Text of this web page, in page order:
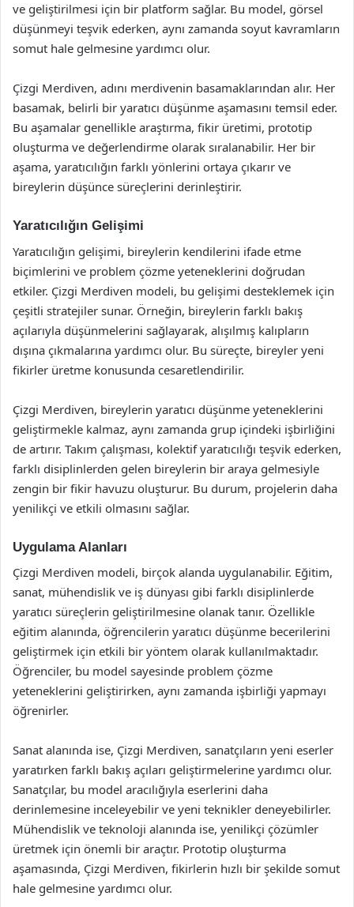
ve geliştirilmesi için bir platform sağlar. Bu model, görsel
düşünmeyi teşvik ederken, aynı zamanda soyut kavramların
somut hale gelmesine yardımcı olur.
Çizgi Merdiven, adını merdivenin basamaklarından alır. Her
basamak, belirli bir yaratıcı düşünme aşamasını temsil eder.
Bu aşamalar genellikle araştırma, fikir üretimi, prototip
oluşturma ve değerlendirme olarak sıralanabilir. Her bir
aşama, yaratıcılığın farklı yönlerini ortaya çıkarır ve
bireylerin düşünce süreçlerini derinleştirir.
Yaratıcılığın Gelişimi
Yaratıcılığın gelişimi, bireylerin kendilerini ifade etme
biçimlerini ve problem çözme yeteneklerini doğrudan
etkiler. Çizgi Merdiven modeli, bu gelişimi desteklemek için
çeşitli stratejiler sunar. Örneğin, bireylerin farklı bakış
açılarıyla düşünmelerini sağlayarak, alışılmış kalıpların
dışına çıkmalarına yardımcı olur. Bu süreçte, bireyler yeni
fikirler üretme konusunda cesaretlendirilir.
Çizgi Merdiven, bireylerin yaratıcı düşünme yeteneklerini
geliştirmekle kalmaz, aynı zamanda grup içindeki işbirliğini
de artırır. Takım çalışması, kolektif yaratıcılığı teşvik ederken,
farklı disiplinlerden gelen bireylerin bir araya gelmesiyle
zengin bir fikir havuzu oluşturur. Bu durum, projelerin daha
yenilikçi ve etkili olmasını sağlar.
Uygulama Alanları
Çizgi Merdiven modeli, birçok alanda uygulanabilir. Eğitim,
sanat, mühendislik ve iş dünyası gibi farklı disiplinlerde
yaratıcı süreçlerin geliştirilmesine olanak tanır. Özellikle
eğitim alanında, öğrencilerin yaratıcı düşünme becerilerini
geliştirmek için etkili bir yöntem olarak kullanılmaktadır.
Öğrenciler, bu model sayesinde problem çözme
yeteneklerini geliştirirken, aynı zamanda işbirliği yapmayı
öğrenirler.
Sanat alanında ise, Çizgi Merdiven, sanatçıların yeni eserler
yaratırken farklı bakış açıları geliştirmelerine yardımcı olur.
Sanatçılar, bu model aracılığıyla eserlerini daha
derinlemesine inceleyebilir ve yeni teknikler deneyebilirler.
Mühendislik ve teknoloji alanında ise, yenilikçi çözümler
üretmek için önemli bir araçtır. Prototip oluşturma
aşamasında, Çizgi Merdiven, fikirlerin hızlı bir şekilde somut
hale gelmesine yardımcı olur.